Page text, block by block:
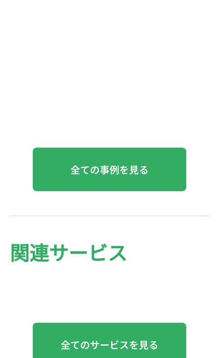
全ての事例を見る
関連サービス
全てのサービスを見る